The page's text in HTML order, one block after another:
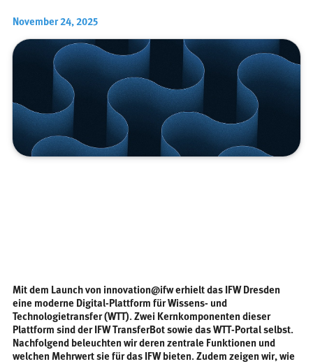
November 24, 2025
Mit dem Launch von innovation@ifw erhielt das IFW Dresden
eine moderne Digital-Plattform für Wissens- und
Technologietransfer (WTT). Zwei Kernkomponenten dieser
Plattform sind der IFW TransferBot sowie das WTT-Portal selbst.
Nachfolgend beleuchten wir deren zentrale Funktionen und
welchen Mehrwert sie für das IFW bieten. Zudem zeigen wir, wie